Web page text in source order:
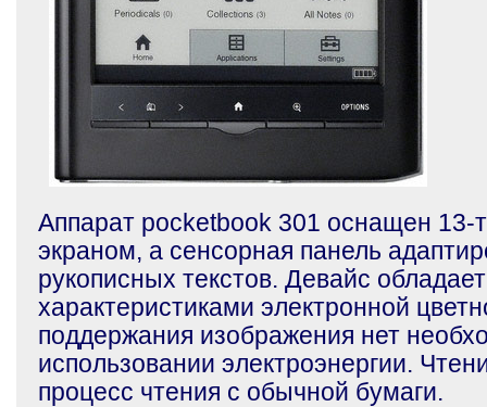
Аппарат pocketbook 301 оснащен
экраном, а сенсорная панель
рукописных текстов. Девайс обладает
характеристиками электронной
поддержания изображения нет
использовании электроэнергии.
процесс чтения с обычной бумаги.